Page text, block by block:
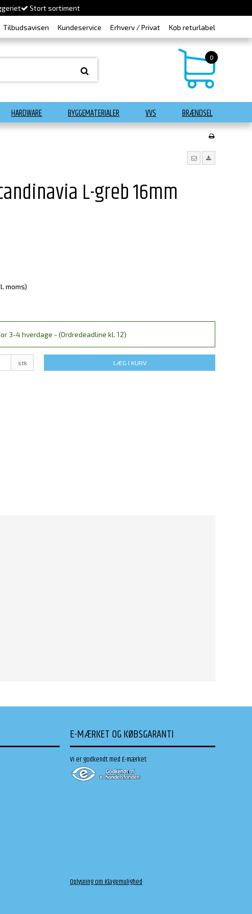
Stort sortiment
Tilbudsavisen Kundeservice Erhverv / Privat Køb returlabel
0
HARDWARE BYGGEMATERIALER VVS BRÆNDSEL
L-greb 16mm
moms)
3-4 hverdage - (Ordredeadline kl. 12)
stk LÆG I KURV
E-MÆRKET OG KØBSGARANTI
Vi er godkendt med E-mærket:
Oplysning om Klagemulighed